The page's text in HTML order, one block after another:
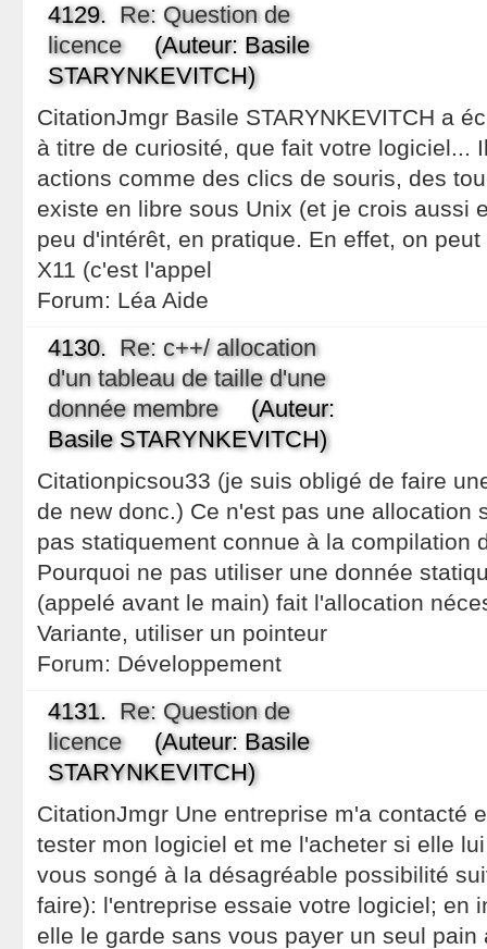
4129. Re: Question de
licence(Auteur: Basile
STARYNKEVITCH)
CitationJmgr Basile STARYNKEVITCH a
à titre de curiosité, que fait votre logiciel...
actions comme des clics de souris, des
existe en libre sous Unix (et je crois aussi
peu d'intérêt, en pratique. En effet, on
X11 (c'est l'appel
Forum: Léa Aide
4130. Re: c++/ allocation
d'un tableau de taille d'une
donnée membre(Auteur:
Basile STARYNKEVITCH)
Citationpicsou33 (je suis obligé de faire
de new donc.) Ce n'est pas une allocation
pas statiquement connue à la compilation
Pourquoi ne pas utiliser une donnée
(appelé avant le main) fait l'allocation
Variante, utiliser un pointeur
Forum: Développement
4131. Re: Question de
licence(Auteur: Basile
STARYNKEVITCH)
CitationJmgr Une entreprise m'a contacté
tester mon logiciel et me l'acheter si elle
vous songé à la désagréable possibilité
faire): l'entreprise essaie votre logiciel; en
elle le garde sans vous payer un seul pain